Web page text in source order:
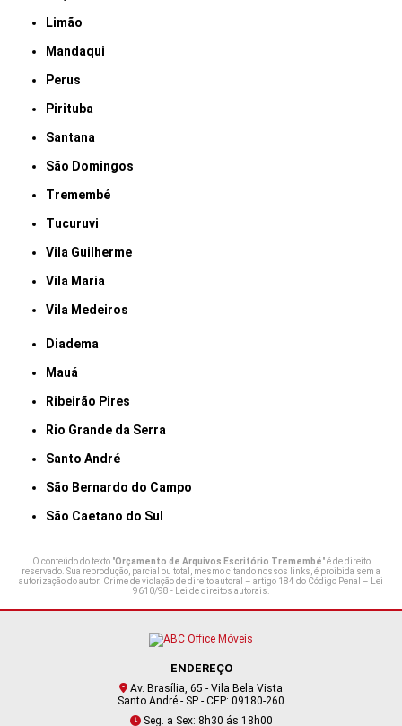
Limão
Mandaqui
Perus
Pirituba
Santana
São Domingos
Tremembé
Tucuruvi
Vila Guilherme
Vila Maria
Vila Medeiros
Diadema
Mauá
Ribeirão Pires
Rio Grande da Serra
Santo André
São Bernardo do Campo
São Caetano do Sul
O conteúdo do texto "Orçamento de Arquivos Escritório Tremembé" é de direito
reservado. Sua reprodução, parcial ou total, mesmo citando nossos links, é proibida sem a
autorização do autor. Crime de violação de direito autoral – artigo 184 do Código Penal – Lei
9610/98 - Lei de direitos autorais.
ENDEREÇO
Av. Brasília, 65 - Vila Bela Vista
Santo André - SP - CEP: 09180-260
Seg. a Sex: 8h30 ás 18h00